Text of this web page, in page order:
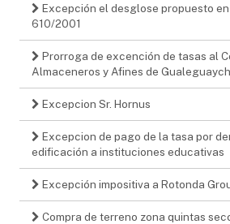
Excepción el desglose propuesto
610/2001
Prorroga de excención de tasas al
Almaceneros y Afines de
Excepcion Sr. Hornus
Excepcion de pago de la tasa por
edificación a instituciones educativas
Excepción impositiva a Rotonda
Compra de terreno zona quintas